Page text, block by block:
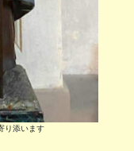
り添います